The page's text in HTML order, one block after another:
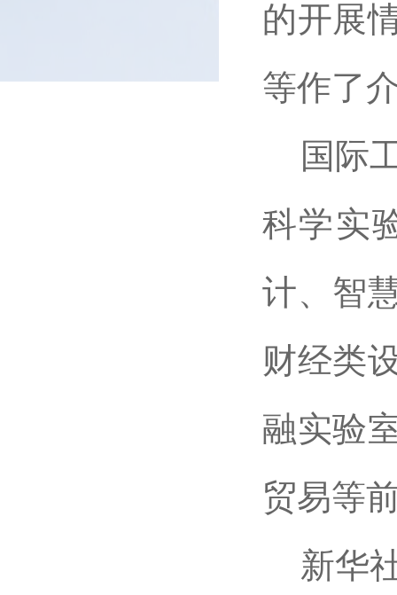
的开展
等作了
国际
科学实
计、智
财经类
融实验
贸易等
新华